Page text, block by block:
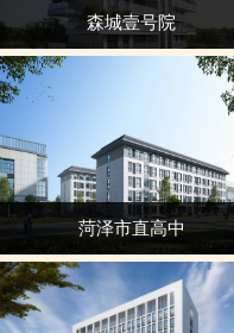
森城壹号院
菏泽市直高中